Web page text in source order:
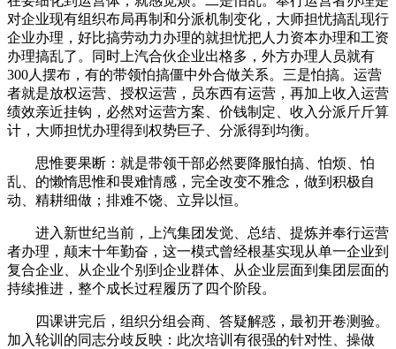
对企业现有组织布局再制和分派机制变化，大师担忧搞乱现行
企业办理，好比搞劳动力办理的就担忧把人力资本办理和工资
办理搞乱了。同时上汽合伙企业出格多，外方办理人员就有
300人摆布，有的带领怕搞僵中外合做关系。三是怕搞。运营
者就是放权运营、授权运营，员东西有运营，再加上收入运营
绩效亲近挂钩，必然对运营方案、价钱制定、收入分派斤斤算
计，大师担忧办理得到权势巨子、分派得到均衡。
思惟要果断：就是带领干部必然要降服怕搞、怕烦、怕
乱、的懒惰思惟和畏难情感，完全改变不雅念，做到积极自
动、精耕细做；排难不饶、立异以恒。
进入新世纪当前，上汽集团发觉、总结、提炼并奉行运营
者办理，颠末十年勤奋，这一模式曾经根基实现从单一企业到
复合企业、从企业个别到企业群体、从企业层面到集团层面的
持续推进，整个成长过程履历了四个阶段。
四课讲完后，组织分组会商、答疑解惑，最初开卷测验。
加入轮训的同志分歧反映：此次培训有很强的针对性、操做